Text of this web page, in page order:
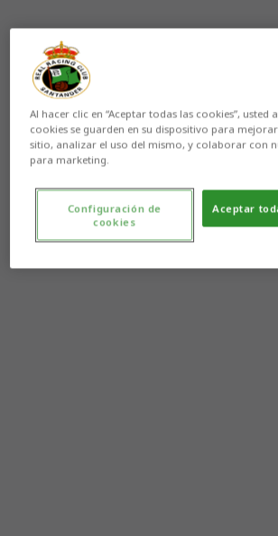
Al hacer clic en “Aceptar todas las cookies”, usted
cookies se guarden en su dispositivo para
sitio, analizar el uso del mismo, y colaborar con
para marketing.
Aceptar
Configuración de
cookies